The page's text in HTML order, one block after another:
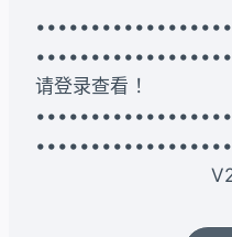
请登录查看 ！